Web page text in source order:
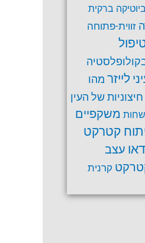
ברקית
זווית-פתוחה
לייזר מהו
של העין
משקפיים
קטרקט
עצב
קרנית